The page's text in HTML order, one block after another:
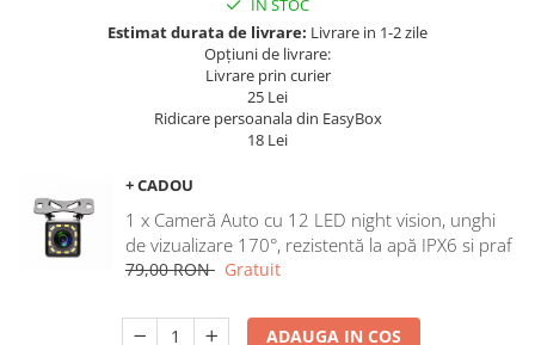
Navigatii Land Rover
Navigatii Iveco
IN STOC
Estimat durata de livrare: Livrare in 1-2 zile
Opțiuni de livrare:
Livrare prin curier
25 Lei
Ridicare persoanala din EasyBox
18 Lei
+ CADOU
1 x Cameră Auto cu 12 LED night vision, unghi
de vizualizare 170°, rezistentă la apă IPX6 si praf
79,00 RON Gratuit
ADAUGA IN COS